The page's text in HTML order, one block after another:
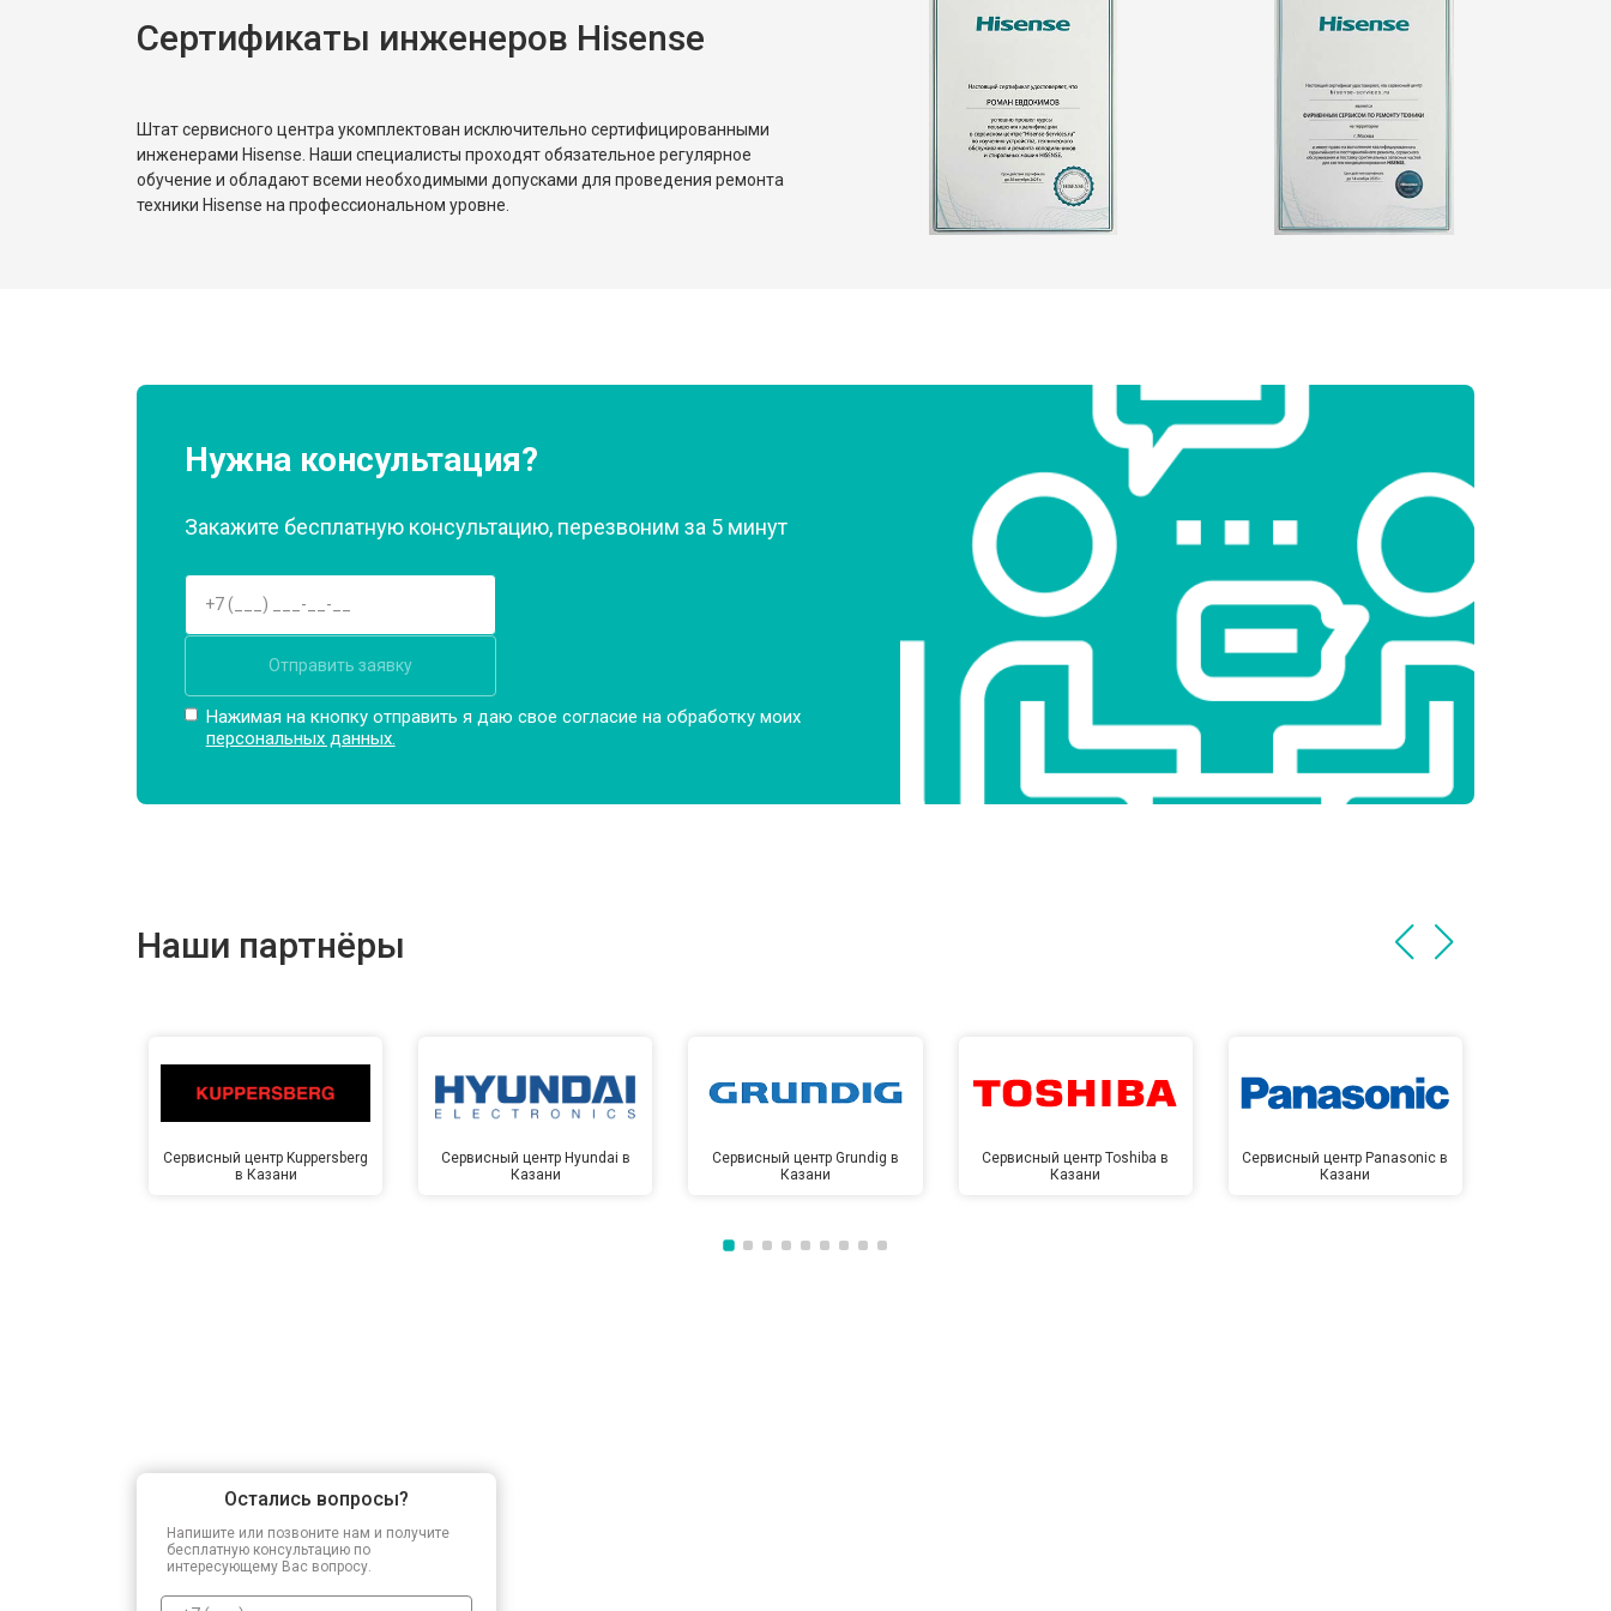
Сертификаты инженеров Hisense
Штат сервисного центра укомплектован исключительно сертифицированными
инженерами Hisense. Наши специалисты проходят обязательное регулярное
обучение и обладают всеми необходимыми допусками для проведения ремонта
техники Hisense на профессиональном уровне.
Нужна консультация?
Закажите бесплатную консультацию, перезвоним за 5 минут
Отправить заявку
Нажимая на кнопку отправить я даю свое согласие на обработку моих
персональных данных.
Наши партнёры
Сервисный центр Kuppersberg
в Казани
Сервисный центр Hyundai в
Казани
Сервисный центр Grundig в
Казани
Сервисный центр Toshiba в
Казани
Сервисный центр Panasonic в
Казани
Остались вопросы?
Напишите или позвоните нам и получите
бесплатную консультацию по
интересующему Вас вопросу.